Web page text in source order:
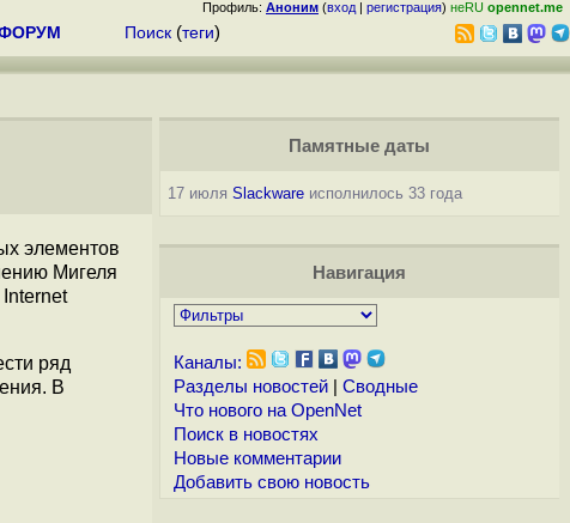
Профиль: Аноним (вход | регистрация) неRU opennet.me
Поиск (теги)
элементов
Мигеля
ряд
В
Памятные даты
17 июля Slackwareисполнилось 33 года
Навигация
Каналы:
Разделы новостей| Сводные
Что нового на OpenNet
Поиск в новостях
Новые комментарии
Добавить свою новость